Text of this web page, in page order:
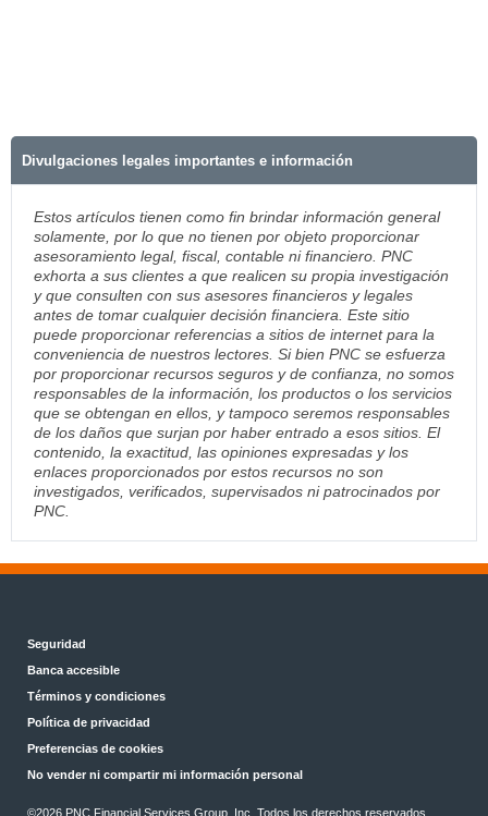
Divulgaciones legales importantes e información
Estos artículos tienen como fin brindar información general
solamente, por lo que no tienen por objeto proporcionar
asesoramiento legal, fiscal, contable ni financiero. PNC
exhorta a sus clientes a que realicen su propia investigación
y que consulten con sus asesores financieros y legales
antes de tomar cualquier decisión financiera. Este sitio
puede proporcionar referencias a sitios de internet para la
conveniencia de nuestros lectores. Si bien PNC se esfuerza
por proporcionar recursos seguros y de confianza, no somos
responsables de la información, los productos o los servicios
que se obtengan en ellos, y tampoco seremos responsables
de los daños que surjan por haber entrado a esos sitios. El
contenido, la exactitud, las opiniones expresadas y los
enlaces proporcionados por estos recursos no son
investigados, verificados, supervisados ni patrocinados por
PNC.
Seguridad
Banca accesible
Términos y condiciones
Política de privacidad
Preferencias de cookies
No vender ni compartir mi información personal
©2026 PNC Financial Services Group, Inc. Todos los derechos reservados.